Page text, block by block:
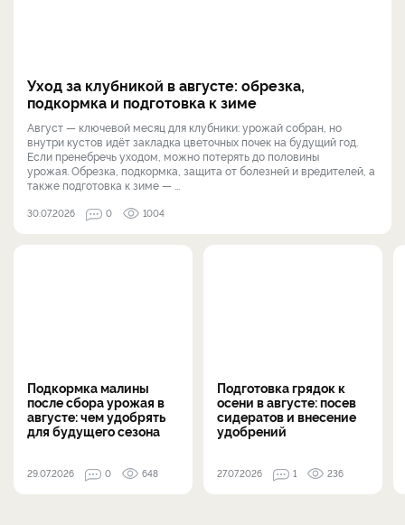
Уход за клубникой в августе: обрезка,
подкормка и подготовка к зиме
Август — ключевой месяц для клубники: урожай собран, но
внутри кустов идёт закладка цветочных почек на будущий год.
Если пренебречь уходом, можно потерять до половины
урожая. Обрезка, подкормка, защита от болезней и вредителей, а
также подготовка к зиме — ...
30.07.2026 0 1004
Подкормка малины
после сбора урожая в
августе: чем удобрять
для будущего сезона
29.07.2026 0 648
Подготовка грядок к
осени в августе: посев
сидератов и внесение
удобрений
27.07.2026 1 236